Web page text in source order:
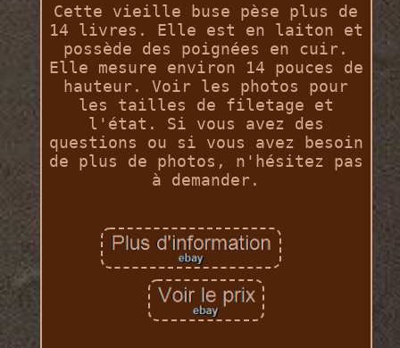
Cette vieille buse pèse plus de
14 livres. Elle est en laiton et
possède des poignées en cuir.
Elle mesure environ 14 pouces de
hauteur. Voir les photos pour
les tailles de filetage et
l'état. Si vous avez des
questions ou si vous avez besoin
de plus de photos, n'hésitez pas
à demander.